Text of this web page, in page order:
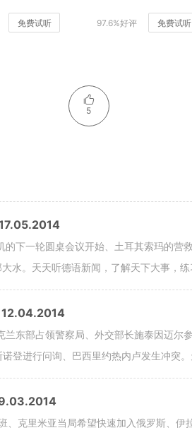
免费试听 97.6%好评 免费试听
5
下一轮圆桌会议开始、土耳其索玛的营
水。天天听德语新闻，了解天下大事，
12.04.2014
东部占领警察局、外交部长施泰因迈尔
登进行问询、巴西里约热内卢发生冲突
克里米亚当局希望快速加入俄罗斯、伊